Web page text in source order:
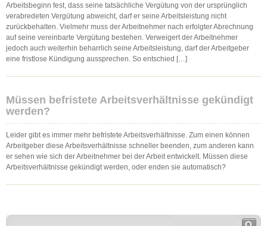
Arbeitsbeginn fest, dass seine tatsächliche Vergütung von der ursprünglich
verabredeten Vergütung abweicht, darf er seine Arbeitsleistung nicht
zurückbehalten. Vielmehr muss der Arbeitnehmer nach erfolgter Abrechnung
auf seine vereinbarte Vergütung bestehen. Verweigert der Arbeitnehmer
jedoch auch weiterhin beharrlich seine Arbeitsleistung, darf der Arbeitgeber
eine fristlose Kündigung aussprechen. So entschied […]
Müssen befristete Arbeitsverhältnisse gekündigt
werden?
Leider gibt es immer mehr befristete Arbeitsverhältnisse. Zum einen können
Arbeitgeber diese Arbeitsverhältnisse schneller beenden, zum anderen kann
er sehen wie sich der Arbeitnehmer bei der Arbeit entwickelt. Müssen diese
Arbeitsverhältnisse gekündigt werden, oder enden sie automatisch?